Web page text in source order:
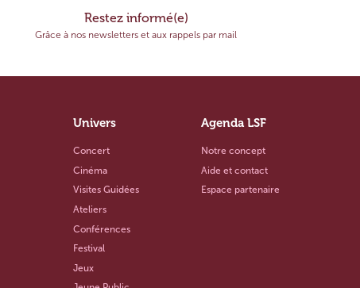
Restez informé(e)
Grâce à nos newsletters et aux rappels par mail
Univers
Concert
Cinéma
Visites Guidées
Ateliers
Conférences
Festival
Jeux
Agenda LSF
Notre concept
Aide et contact
Espace partenaire